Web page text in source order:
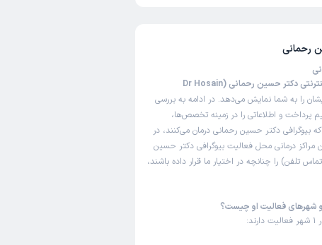
رحمانی
این صفحه مثل سایت نوبت‌دهی اینترنتی دکتر حسین رحمانی (Dr Hosain
را به شما نمایش می‌دهد. در ادامه به بررسی
پرداخت و اطلاعاتی را در زمینه تخصص‌ها،
بیوگرافی دکتر حسین رحمانی درمان می‌کنند، در
مراکز درمانی محل فعالیت بیوگرافی دکتر حسین
تلفن) را چنانچه در اختیار ما قرار داده باشند،
فعالیت او چیست؟